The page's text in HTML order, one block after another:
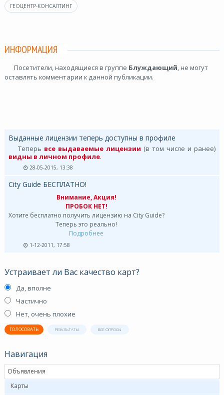
ГЕОЦЕНТР-КОНСАЛТИНГ
ИНФОРМАЦИЯ
Посетители, находящиеся в группе Блуждающий, не могут
оставлять комментарии к данной публикации.
Выданные лицензии теперь доступны в профиле
Теперь все выдаваемые лицензии (в том числе и ранее)
видны в личном профиле.
28-05-2015, 13:38
City Guide БЕСПЛАТНО!
Внимание, Акция!
ПРОБОК НЕТ!
Хотите бесплатно получить лицензию на City Guide?
Теперь это реально!
Подробнее
1-12-2011, 17:58
Устраивает ли Вас качество карт?
Да, вполне
Частично
Нет, очень плохие
ГОЛОСОВАТЬ РЕЗУЛЬТАТЫ ВСЕ ОПРОСЫ
Навигация
Объявления
Карты